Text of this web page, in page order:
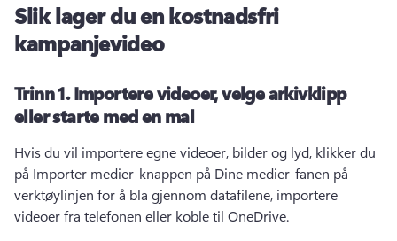
Slik lager du en kostnadsfri
kampanjevideo
Trinn 1.Importere videoer, velge arkivklipp
eller starte med en mal
Hvis du vil importere egne videoer, bilder og lyd, klikker du
på Importer medier-knappen på Dine medier-fanen på
verktøylinjen for å bla gjennom datafilene, importere
videoer fra telefonen eller koble til OneDrive.